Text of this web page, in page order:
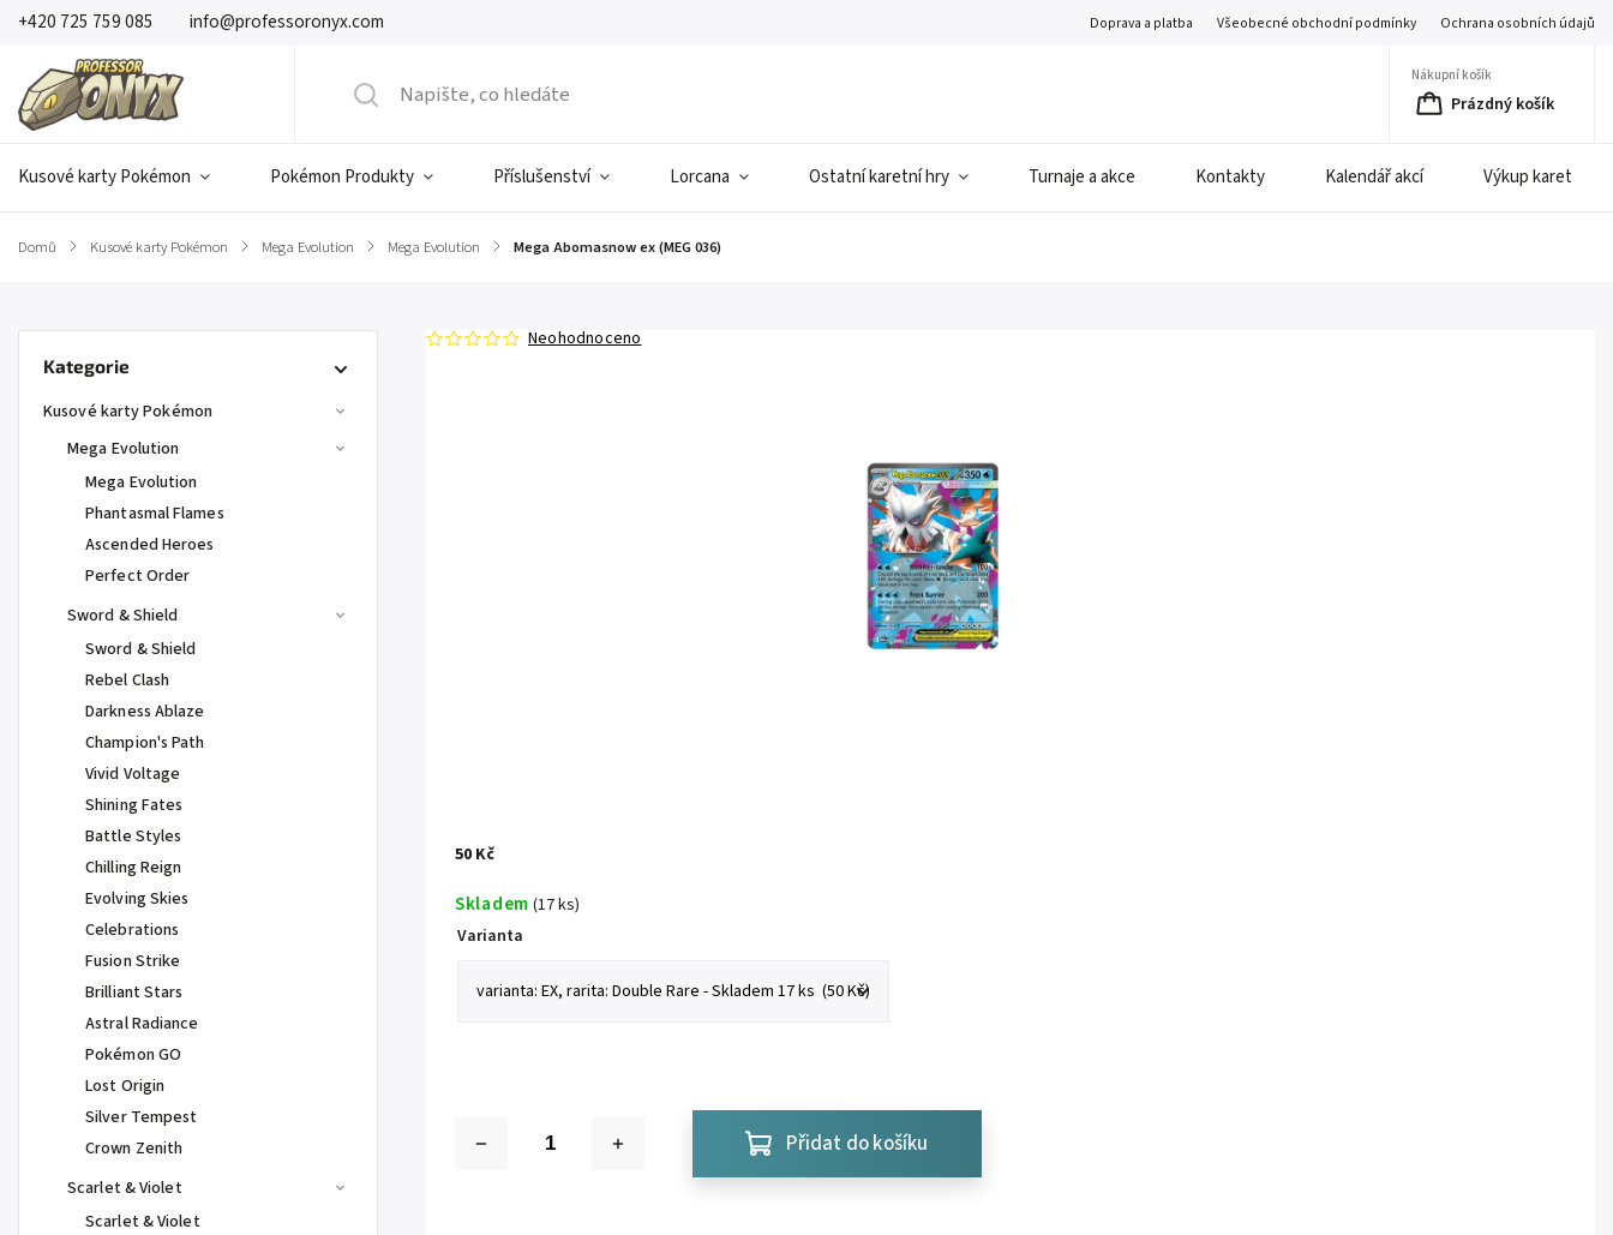
+420 725 759 085 info@professoronyx.com Doprava a platba Všeobecné obchodní podmínky Ochrana osobních údajů
Nákupní košík
Prázdný košík
Kusové karty Pokémon Pokémon Produkty Příslušenství Lorcana Ostatní karetní hry Turnaje a akce Kontakty Kalendář akcí Výkup karet
Domů / Kusové karty Pokémon / Mega Evolution / Mega Evolution / Mega Abomasnow ex (MEG 036)
Kategorie
Kusové karty Pokémon
Mega Evolution
Mega Evolution
Phantasmal Flames
Ascended Heroes
Perfect Order
Sword & Shield
Sword & Shield
Rebel Clash
Darkness Ablaze
Champion's Path
Vivid Voltage
Shining Fates
Battle Styles
Chilling Reign
Evolving Skies
Celebrations
Fusion Strike
Brilliant Stars
Astral Radiance
Pokémon GO
Lost Origin
Silver Tempest
Crown Zenith
Scarlet & Violet
Scarlet & Violet
Neohodnoceno
50 Kč
Skladem (17 ks)
Varianta
Přidat do košíku